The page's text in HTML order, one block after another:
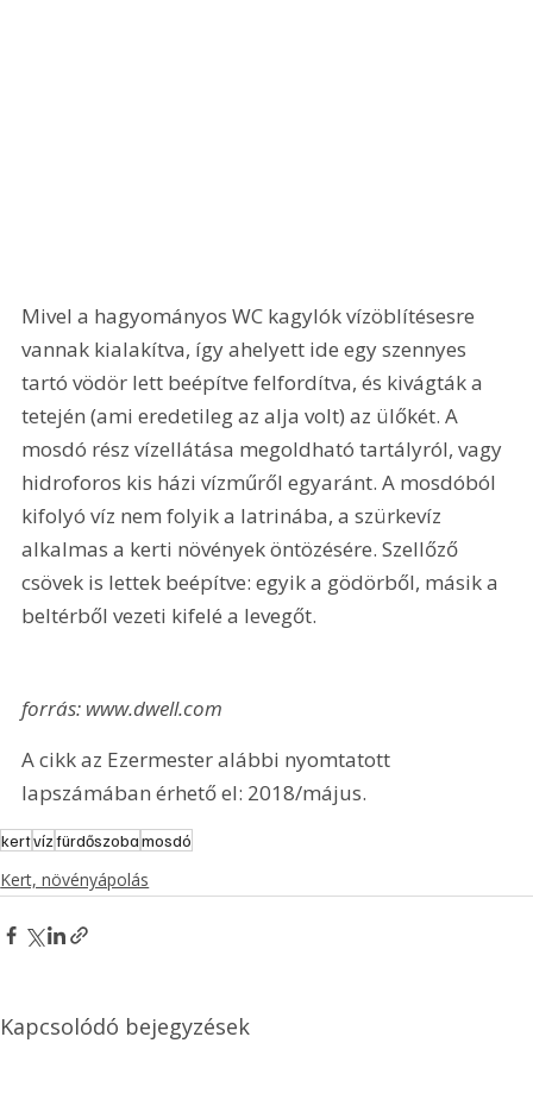
Mivel a hagyományos WC kagylók vízöblítésesre
vannak kialakítva, így ahelyett ide egy szennyes
tartó vödör lett beépítve felfordítva, és kivágták a
tetején (ami eredetileg az alja volt) az ülőkét. A
mosdó rész vízellátása megoldható tartályról, vagy
hidroforos kis házi vízműről egyaránt. A mosdóból
kifolyó víz nem folyik a latrinába, a szürkevíz
alkalmas a kerti növények öntözésére. Szellőző
csövek is lettek beépítve: egyik a gödörből, másik a
beltérből vezeti kifelé a levegőt.
forrás: www.dwell.com
A cikk az Ezermester alábbi nyomtatott
lapszámában érhető el: 2018/május.
kertvízfürdőszobamosdó
Kert, növényápolás
Kapcsolódó bejegyzések